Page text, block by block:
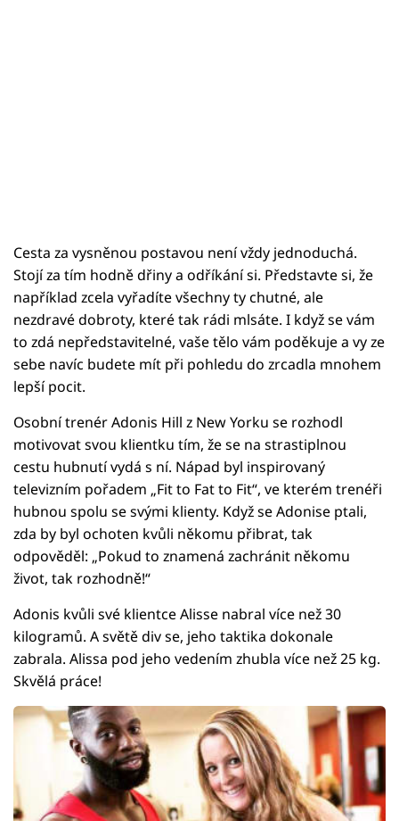
Cesta za vysněnou postavou není vždy jednoduchá.
Stojí za tím hodně dřiny a odříkání si. Představte si, že
například zcela vyřadíte všechny ty chutné, ale
nezdravé dobroty, které tak rádi mlsáte. I když se vám
to zdá nepředstavitelné, vaše tělo vám poděkuje a vy ze
sebe navíc budete mít při pohledu do zrcadla mnohem
lepší pocit.
Osobní trenér Adonis Hill z New Yorku se rozhodl
motivovat svou klientku tím, že se na strastiplnou
cestu hubnutí vydá s ní. Nápad byl inspirovaný
televizním pořadem „Fit to Fat to Fit“, ve kterém trenéři
hubnou spolu se svými klienty. Když se Adonise ptali,
zda by byl ochoten kvůli někomu přibrat, tak
odpověděl: „Pokud to znamená zachránit někomu
život, tak rozhodně!“
Adonis kvůli své klientce Alisse nabral více než 30
kilogramů. A světě div se, jeho taktika dokonale
zabrala. Alissa pod jeho vedením zhubla více než 25 kg.
Skvělá práce!